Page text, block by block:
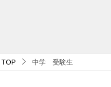
TOP 中学 受験生